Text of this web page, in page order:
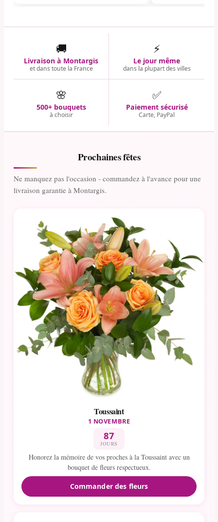
🚚
Livraison à Montargis
et dans toute la France
⚡
Le jour même
dans la plupart des villes
🌸
500+ bouquets
à choisir
✅
Paiement sécurisé
Carte, PayPal
Prochaines fêtes
Ne manquez pas l'occasion - commandez à l'avance pour une
livraison garantie à Montargis.
Toussaint
1 NOVEMBRE
87
JOURS
Honorez la mémoire de vos proches à la Toussaint avec un
bouquet de fleurs respectueux.
Commander des fleurs